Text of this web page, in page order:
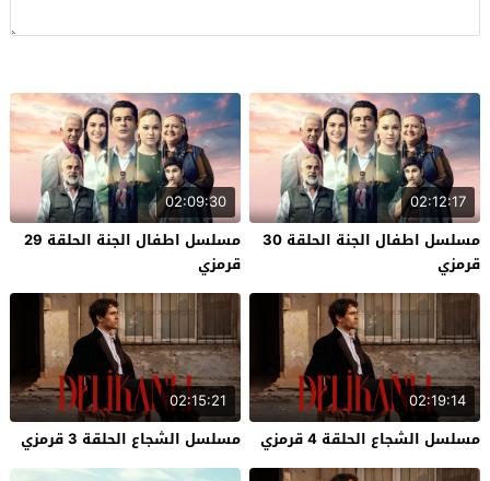
02:12:17
مسلسل اطفال الجنة الحلقة 30
قرمزي
02:09:30
مسلسل اطفال الجنة الحلقة 29
قرمزي
02:19:14
مسلسل الشجاع الحلقة 4 قرمزي
02:15:21
مسلسل الشجاع الحلقة 3 قرمزي